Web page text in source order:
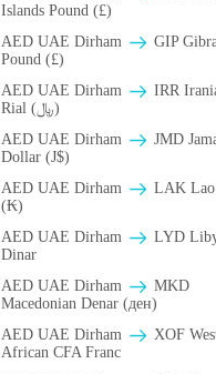
Islands Pound (£)
AED UAE Dirham
GIP
Pound (£)
AED UAE Dirham
IRR
Rial (﷼)
AED UAE Dirham
JMD
Dollar (J$)
AED UAE Dirham
LAK
(₭)
AED UAE Dirham
LYD
Dinar
AED UAE Dirham
MKD
Macedonian Denar (ден)
AED UAE Dirham
XOF
African CFA Franc